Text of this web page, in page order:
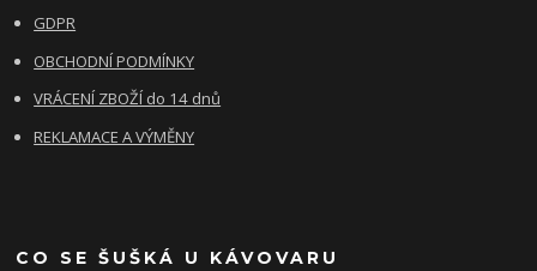
GDPR
OBCHODNÍ PODMÍNKY
VRÁCENÍ ZBOŽÍ do 14 dnů
REKLAMACE A VÝMĚNY
CO SE ŠUŠKÁ U KÁVOVARU